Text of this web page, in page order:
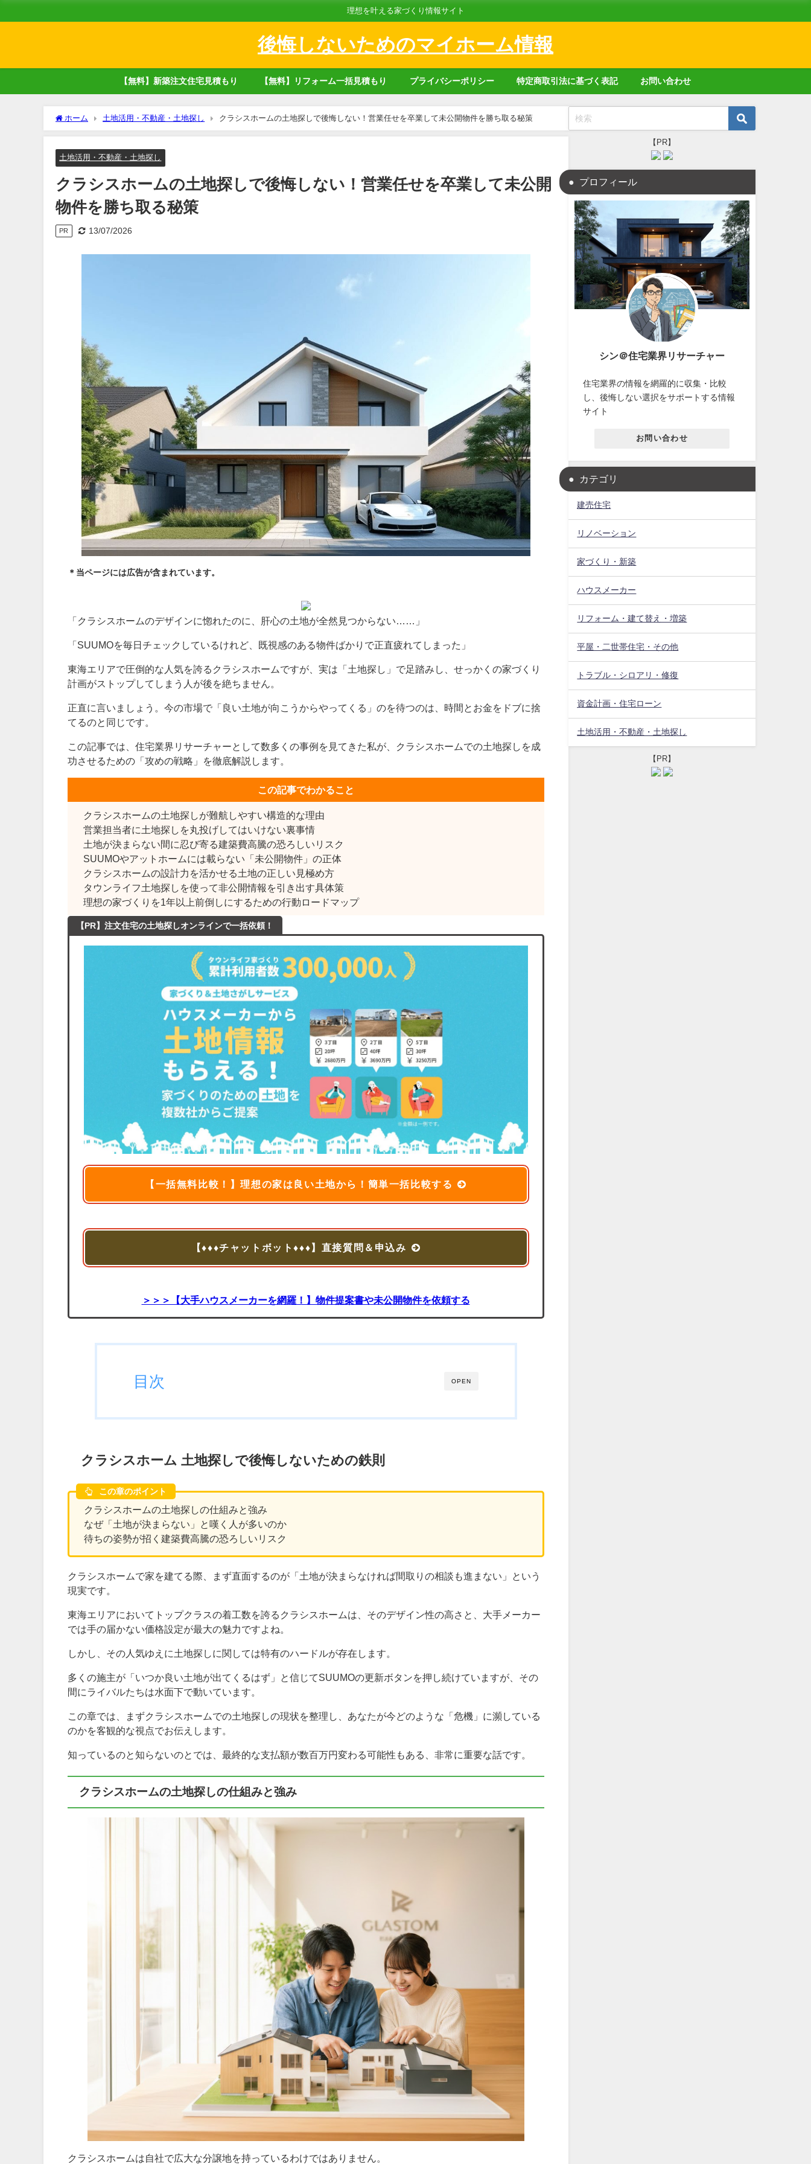
理想を叶える家づくり情報サイト
後悔しないためのマイホーム情報
【無料】新築注文住宅見積もり 【無料】リフォーム一括見積もり プライバシーポリシー 特定商取引法に基づく表記 お問い合わせ
ホーム 土地活用・不動産・土地探し クラシスホームの土地探しで後悔しない！営業任せを卒業して未公開物件を勝ち取る秘策
土地活用・不動産・土地探し
クラシスホームの土地探しで後悔しない！営業任せを卒業して未公開
物件を勝ち取る秘策
PR 13/07/2026
＊当ページには広告が含まれています。
「クラシスホームのデザインに惚れたのに、肝心の土地が全然見つからない……」
「SUUMOを毎日チェックしているけれど、既視感のある物件ばかりで正直疲れてしまった」
東海エリアで圧倒的な人気を誇るクラシスホームですが、実は「土地探し」で足踏みし、せっかくの家づくり
計画がストップしてしまう人が後を絶ちません。
正直に言いましょう。今の市場で「良い土地が向こうからやってくる」のを待つのは、時間とお金をドブに捨
てるのと同じです。
この記事では、住宅業界リサーチャーとして数多くの事例を見てきた私が、クラシスホームでの土地探しを成
功させるための「攻めの戦略」を徹底解説します。
この記事でわかること
クラシスホームの土地探しが難航しやすい構造的な理由
営業担当者に土地探しを丸投げしてはいけない裏事情
土地が決まらない間に忍び寄る建築費高騰の恐ろしいリスク
SUUMOやアットホームには載らない「未公開物件」の正体
クラシスホームの設計力を活かせる土地の正しい見極め方
タウンライフ土地探しを使って非公開情報を引き出す具体策
理想の家づくりを1年以上前倒しにするための行動ロードマップ
【PR】注文住宅の土地探しオンラインで一括依頼！
【一括無料比較！】理想の家は良い土地から！簡単一括比較する
【♦♦♦チャットボット♦♦♦】直接質問＆申込み
＞＞＞【大手ハウスメーカーを網羅！】物件提案書や未公開物件を依頼する
OPEN
目次
クラシスホーム 土地探しで後悔しないための鉄則
この章のポイント
クラシスホームの土地探しの仕組みと強み
なぜ「土地が決まらない」と嘆く人が多いのか
待ちの姿勢が招く建築費高騰の恐ろしいリスク
クラシスホームで家を建てる際、まず直面するのが「土地が決まらなければ間取りの相談も進まない」という
現実です。
東海エリアにおいてトップクラスの着工数を誇るクラシスホームは、そのデザイン性の高さと、大手メーカー
では手の届かない価格設定が最大の魅力ですよね。
しかし、その人気ゆえに土地探しに関しては特有のハードルが存在します。
多くの施主が「いつか良い土地が出てくるはず」と信じてSUUMOの更新ボタンを押し続けていますが、その
間にライバルたちは水面下で動いています。
この章では、まずクラシスホームでの土地探しの現状を整理し、あなたが今どのような「危機」に瀕している
のかを客観的な視点でお伝えします。
知っているのと知らないのとでは、最終的な支払額が数百万円変わる可能性もある、非常に重要な話です。
クラシスホームの土地探しの仕組みと強み
クラシスホームは自社で広大な分譲地を持っているわけではありません。
【PR】
プロフィール
シン＠住宅業界リサーチャー
住宅業界の情報を網羅的に収集・比較
し、後悔しない選択をサポートする情報
サイト
お問い合わせ
カテゴリ
建売住宅
リノベーション
家づくり・新築
ハウスメーカー
リフォーム・建て替え・増築
平屋・二世帯住宅・その他
トラブル・シロアリ・修復
資金計画・住宅ローン
土地活用・不動産・土地探し
【PR】